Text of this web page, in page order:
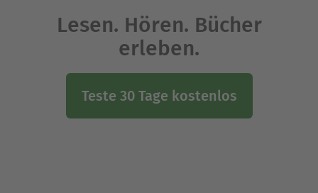
Lesen. Hören. Bücher
erleben.
Teste 30 Tage kostenlos